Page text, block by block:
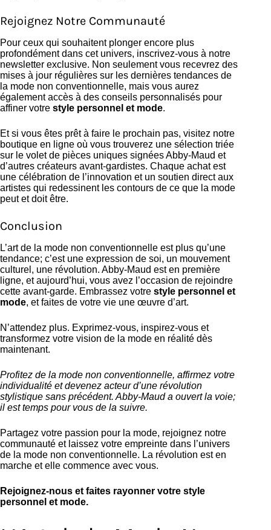
Rejoignez Notre Communauté
Pour ceux qui souhaitent plonger encore plus
profondément dans cet univers, inscrivez-vous à notre
newsletter exclusive. Non seulement vous recevrez des
mises à jour régulières sur les dernières tendances de
la mode non conventionnelle, mais vous aurez
également accès à des conseils personnalisés pour
affiner votre style personnel et mode.
Et si vous êtes prêt à faire le prochain pas, visitez notre
boutique en ligne où vous trouverez une sélection triée
sur le volet de pièces uniques signées Abby-Maud et
d’autres créateurs avant-gardistes. Chaque achat est
une célébration de l’innovation et un soutien direct aux
artistes qui redessinent les contours de ce que la mode
peut et doit être.
Conclusion
L’art de la mode non conventionnelle est plus qu’une
tendance; c’est une expression de soi, un mouvement
culturel, une révolution. Abby-Maud est en première
ligne, et aujourd’hui, vous avez l’occasion de rejoindre
cette avant-garde. Embrassez votre style personnel et
mode, et faites de votre vie une œuvre d’art.
N’attendez plus. Exprimez-vous, inspirez-vous et
transformez votre vision de la mode en réalité dès
maintenant.
Profitez de la mode non conventionnelle, affirmez votre
individualité et devenez acteur d’une révolution
stylistique sans précédent. Abby-Maud a ouvert la voie;
il est temps pour vous de la suivre.
Partagez votre passion pour la mode, rejoignez notre
communauté et laissez votre empreinte dans l’univers
de la mode non conventionnelle. La révolution est en
marche et elle commence avec vous.
Rejoignez-nous et faites rayonner votre style
personnel et mode.